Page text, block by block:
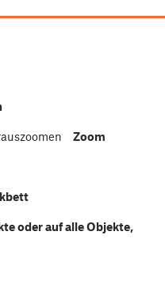
Zoom
oder auf alle Objekte,